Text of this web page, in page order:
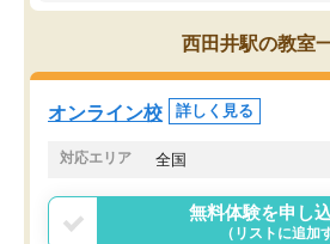
であるので無料の週末教室を使用しな
がら頑張って欲しいと思います！
西田井駅の教室
オンライン校 詳しく見る
対応エリア 全国
無料体験を申し
（リストに追加